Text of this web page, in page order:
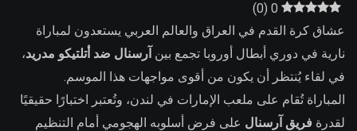
0
(
0
)
عشاق كرة القدم في العراق والعالم العربي يستعدون لمباراة
نارية في دوري أبطال أوروبا تجمع بين آرسنال ضد أتلتيكو مدريد،
في لقاء يُنتظر أن يكون من أقوى مواجهات هذا الموسم.
المباراة تُقام على ملعب الإمارات في لندن، وتُعتبر اختبارًا حقيقيًا
لقدرة فريق آرسنال على فرض أسلوبه الهجومي أمام التنظيم